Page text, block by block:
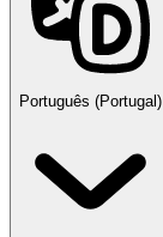
Português (Portugal)